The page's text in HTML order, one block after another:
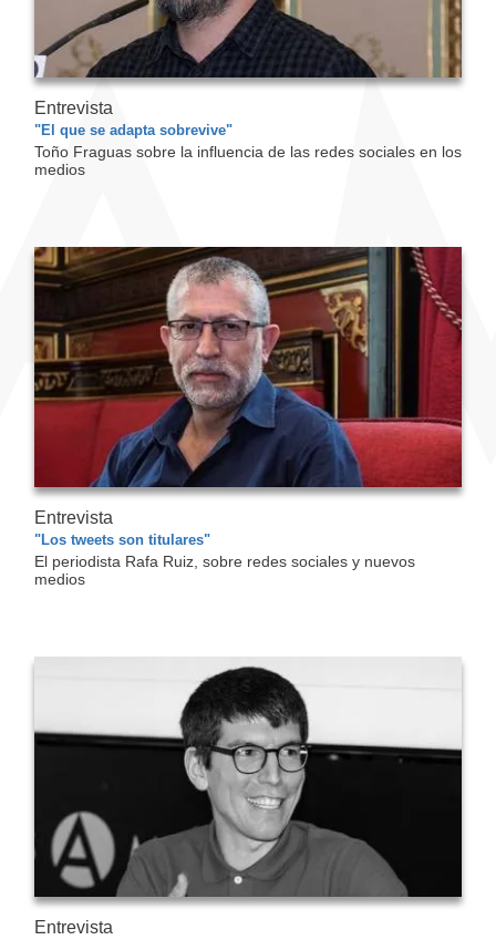
Entrevista
"El que se adapta sobrevive"
Toño Fraguas sobre la influencia de las redes sociales en los
medios
Entrevista
"Los tweets son titulares"
El periodista Rafa Ruiz, sobre redes sociales y nuevos
medios
Entrevista